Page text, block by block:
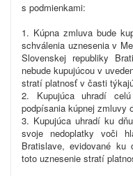
s podmienkami:
1. Kúpna zmluva bude
schválenia uznesenia v
Slovenskej republiky
nebude kupujúcou v
stratí platnosť v časti
2. Kupujúca uhradí
podpísania kúpnej zmluvy
3. Kupujúca uhradí ku
svoje nedoplatky voči
Bratislave, evidované ku
toto uznesenie stratí